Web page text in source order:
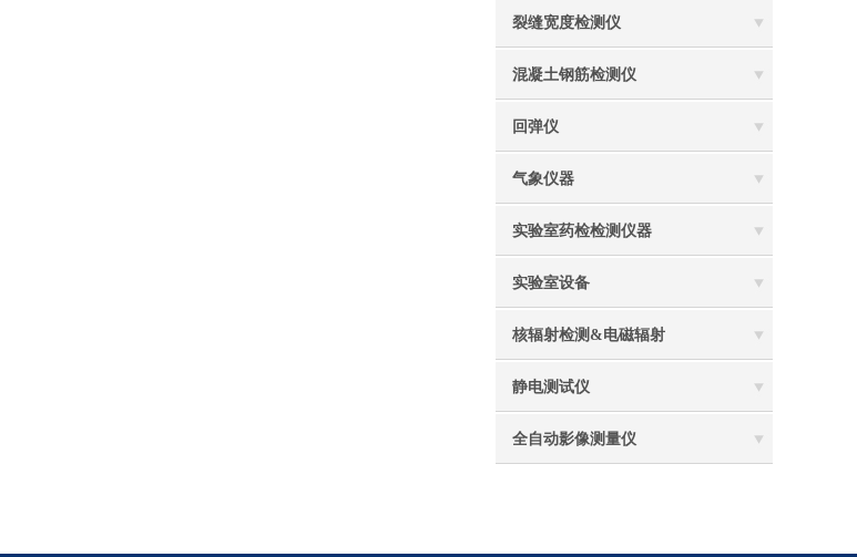
裂缝宽度检测仪
混凝土钢筋检测仪
回弹仪
气象仪器
实验室药检检测仪器
实验室设备
核辐射检测&电磁辐射
静电测试仪
全自动影像测量仪